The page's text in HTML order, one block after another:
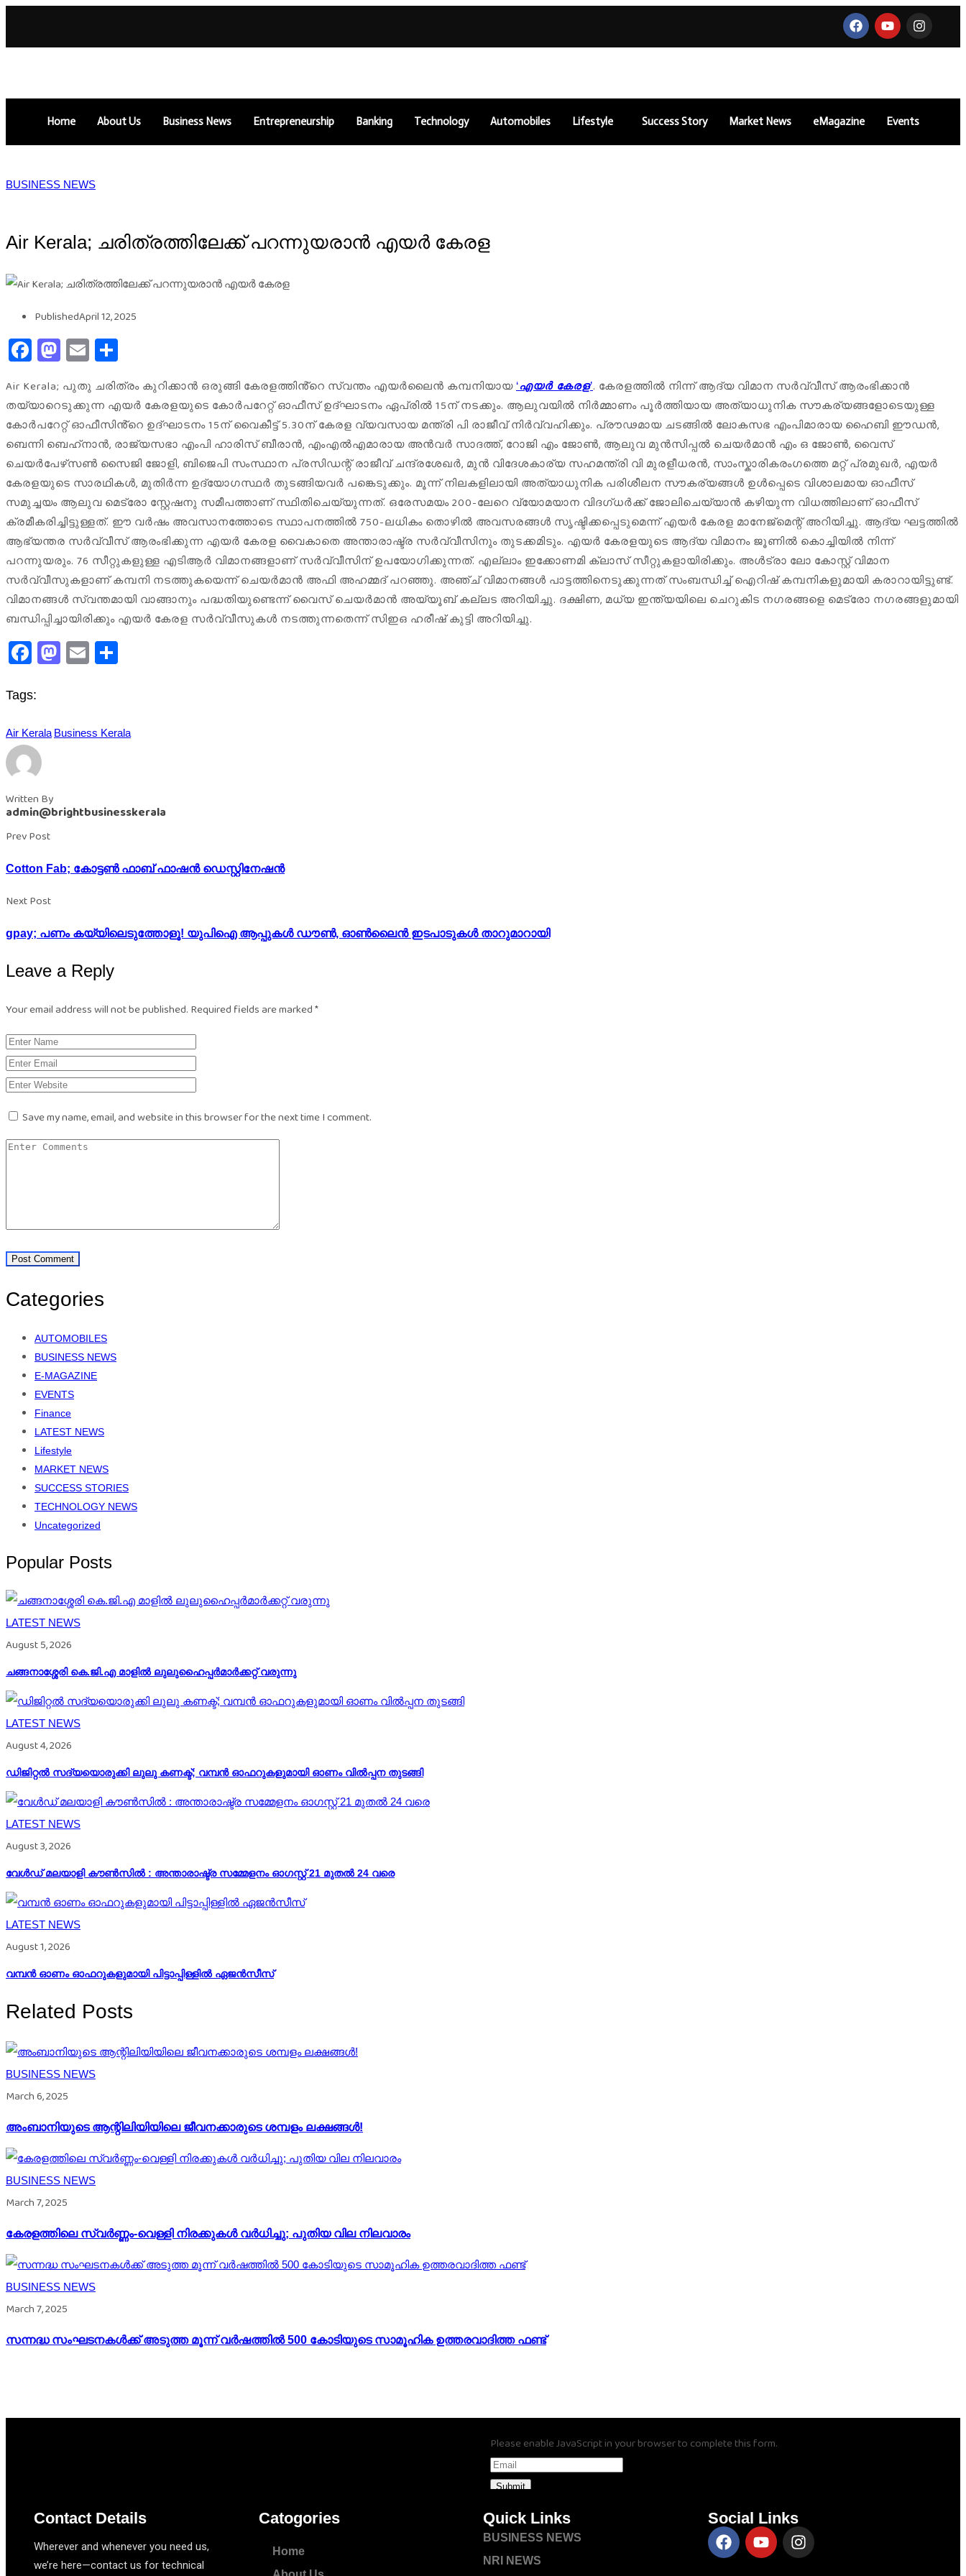
Home About Us Business News Entrepreneurship Banking Technology Automobiles Lifestyle Success Story Market News eMagazine Events
BUSINESS NEWS
Air Kerala; ചരിത്രത്തിലേക്ക് പറന്നുയരാൻ എയർ കേരള
PublishedApril 12, 2025
Facebook
Mastodon
Email
Air Kerala; പു​തു ച​രി​ത്രം കു​റി​ക്കാ​ൻ ഒ​രു​ങ്ങി കേ​ര​ള​ത്തി​ൻ്റെ സ്വ​ന്തം എ​യ​ർ​ലൈ​ൻ ക​മ്പ​നി​യാ​യ ‘എ​യ​ർ കേ​ര​ള’. കേരളത്തിൽ നിന്ന് ആദ്യ വിമാന സർവ്വീസ് ആരംഭിക്കാൻ
തയ്യാറെടുക്കുന്ന എയർ കേരളയുടെ കോ​ർ​പ​റേ​റ്റ്​ ഓ​ഫീ​സ്​ ഉ​ദ്​​ഘാ​ട​നം ഏ​പ്രി​ൽ 15ന്​ ​ന​ട​ക്കും. ആലുവയിൽ നിർമ്മാണം പൂർത്തിയായ അത്യാധുനിക സൗകര്യങ്ങളോടെയുള്ള
കോർപറേറ്റ് ഓഫീസി​ൻ്റെ ഉദ്ഘാടനം 15ന് വൈകീട്ട് 5.30ന് കേരള വ്യവസായ മന്ത്രി പി രാജീവ് നിർവ്വഹിക്കും. പ്രൗഢമായ ചടങ്ങിൽ ലോകസഭ എംപിമാരായ ഹൈബി ഈഡൻ,
ബെന്നി ബെഹ്‌നാൻ, രാജ്യസഭാ എംപി ഹാരിസ് ബീരാൻ, എംഎൽഎമാരായ അൻവർ സാദത്ത്, റോജി എം ജോൺ, ആലുവ മുൻസിപ്പൽ ചെയർമാൻ എം ഒ ജോൺ, വൈസ്
ചെയർപേഴ്‌സൺ സൈജി ജോളി, ബിജെപി സംസ്ഥാന പ്രസിഡന്റ് രാജീവ് ചന്ദ്രശേഖർ, മുൻ വിദേശകാര്യ സഹമന്ത്രി വി മുരളീധരൻ, സാംസ്കാരികരംഗത്തെ മറ്റ് പ്രമുഖർ, എയർ
കേരളയുടെ സാരഥികൾ, മുതിർന്ന ഉദ്യോഗസ്ഥർ തുടങ്ങിയവർ പങ്കെടുക്കും. മൂന്ന് നിലകളിലായി അത്യാധുനിക പരിശീലന സൗകര്യങ്ങൾ ഉൾപ്പെടെ വിശാലമായ ഓഫീസ്
സമുച്ചയം ആലുവ മെട്രോ സ്റ്റേഷനു സമീപത്താണ് സ്ഥിതിചെയ്യുന്നത്. ഒരേസമയം 200-ലേറെ വ്യോമയാന വിദഗ്ധർക്ക് ജോലിചെയ്യാൻ കഴിയുന്ന വിധത്തിലാണ് ഓഫീസ്
ക്രമീകരിച്ചിട്ടുള്ളത്. ഈ വർഷം അവസാനത്തോടെ സ്ഥാപനത്തിൽ 750-ലധികം തൊഴിൽ അവസരങ്ങൾ സൃഷ്ടിക്കപ്പെടുമെന്ന് എയർ കേരള മാനേജ്‌മെന്റ് അറിയിച്ചു. ആദ്യ ഘട്ടത്തിൽ
ആഭ്യന്തര സർവ്വീസ് ആരംഭിക്കുന്ന എയർ കേരള വൈകാതെ അന്താരാഷ്ട്ര സർവ്വീസിനും തുടക്കമിടും. എയർ കേരളയുടെ ആദ്യ വിമാനം ജൂണിൽ കൊച്ചിയിൽ നിന്ന്
പറന്നുയരും. 76 സീറ്റുകളുള്ള എടിആർ വിമാനങ്ങളാണ് സർവ്വീസിന് ഉപയോഗിക്കുന്നത്. എല്ലാം ഇക്കോണമി ക്ലാസ് സീറ്റുകളായിരിക്കും. അൾട്രാ ലോ കോസ്റ്റ് വിമാന
സർവ്വീസുകളാണ് കമ്പനി നടത്തുകയെന്ന് ചെയർമാൻ അഫി അഹമ്മദ് പറഞ്ഞു. അഞ്ച് വിമാനങ്ങൾ പാട്ടത്തിനെടുക്കുന്നത് സംബന്ധിച്ച് ഐറിഷ് കമ്പനികളുമായി കരാറായിട്ടുണ്ട്.
വിമാനങ്ങൾ സ്വന്തമായി വാങ്ങാനും പദ്ധതിയുണ്ടെന്ന് വൈസ് ചെയർമാൻ അയ്യൂബ് കല്ലട അറിയിച്ചു. ദക്ഷിണ, മധ്യ ഇന്ത്യയിലെ ചെറുകിട നഗരങ്ങളെ മെട്രോ നഗരങ്ങളുമായി
ബന്ധിപ്പിച്ചായിരിക്കും എയർ കേരള സർവ്വീസുകൾ നടത്തുന്നതെന്ന് സിഇഒ ഹരീഷ് കുട്ടി അറിയിച്ചു.
Facebook
Mastodon
Email
Tags:
Air Kerala Business Kerala
Written By
admin@brightbusinesskerala
Prev Post
Cotton Fab; കോട്ടൺ ഫാബ് ഫാഷൻ ഡെസ്റ്റിനേഷൻ
Next Post
gpay; പണം കയ്യിലെടുത്തോളൂ! യുപിഐ ആപ്പുകൾ ഡൗൺ, ഓൺലൈൻ ഇടപാടുകൾ താറുമാറായി
Leave a Reply
Your email address will not be published. Required fields are marked*
Save my name, email, and website in this browser for the next time I comment.
Categories
AUTOMOBILES
BUSINESS NEWS
E-MAGAZINE
EVENTS
Finance
LATEST NEWS
Lifestyle
MARKET NEWS
SUCCESS STORIES
TECHNOLOGY NEWS
Uncategorized
Popular Posts
LATEST NEWS
August 5, 2026
ചങ്ങനാശ്ശേരി കെ.ജി.എ മാളിൽ ലുലുഹൈപ്പർമാർക്കറ്റ് വരുന്നു
LATEST NEWS
August 4, 2026
ഡിജിറ്റൽ സദ്യയൊരുക്കി ലുലു കണക്ട്; വമ്പൻ ഓഫറുകളുമായി ഓണം വിൽപ്പന തുടങ്ങി
LATEST NEWS
August 3, 2026
വേള്‍ഡ് മലയാളി കൗണ്‍സില്‍ : അന്താരാഷ്ട്ര സമ്മേളനം ഓഗസ്റ്റ് 21 മുതല്‍ 24 വരെ
LATEST NEWS
August 1, 2026
വമ്പന്‍ ഓണം ഓഫറുകളുമായി പിട്ടാപ്പിള്ളില്‍ ഏജന്‍സീസ്
Related Posts
BUSINESS NEWS
March 6, 2025
അംബാനിയുടെ ആന്റിലിയിയിലെ ജീവനക്കാരുടെ ശമ്പളം ലക്ഷങ്ങൾ!
BUSINESS NEWS
March 7, 2025
കേരളത്തിലെ സ്വർണ്ണം-വെള്ളി നിരക്കുകൾ വർധിച്ചു; പുതിയ വില നിലവാരം
BUSINESS NEWS
March 7, 2025
സന്നദ്ധ സംഘടനകൾക്ക് അടുത്ത മൂന്ന് വർഷത്തിൽ 500 കോടിയുടെ സാമൂഹിക ഉത്തരവാദിത്ത ഫണ്ട്
Please enable JavaScript in your browser to complete this form.
Submit
Contact Details
Wherever and whenever you need us,
we’re here—contact us for technical
Catogories
Home
Quick Links
BUSINESS NEWS
NRI NEWS
Social Links